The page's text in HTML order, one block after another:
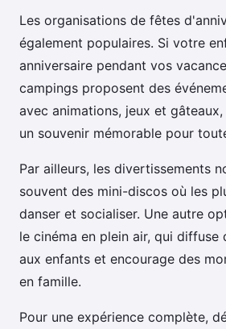
Les organisations de fêtes
également populaires. Si votre
anniversaire pendant vos
campings proposent des
avec animations, jeux et
un souvenir mémorable pour
Par ailleurs, les divertissements
souvent des mini-discos où les
danser et socialiser. Une autre
le cinéma en plein air, qui diffuse
aux enfants et encourage des
en famille.
Pour une expérience complète,